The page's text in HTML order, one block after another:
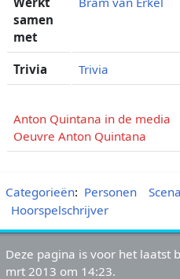
samen
met
Trivia Trivia
Anton Quintana in de media
Oeuvre Anton Quintana
Categorieën: Personen
Hoorspelschrijver
Deze pagina is voor het laatst
mrt 2013 om 14:23.